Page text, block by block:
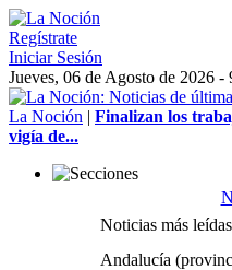
Regístrate
Iniciar Sesión
Jueves, 06 de Agosto de 2026 -
La Noción | Finalizan los
vigía de...
Noticias más leídas
Andalucía